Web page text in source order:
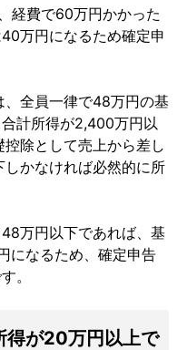
経費で60万円かかった
万円になるため確定申
全員一律で48万円の基
計所得が2,400万円以
除として売上から差し
かなければ必然的に所
万円以下であれば、基
になるため、確定申告
。
得が20万円以上で